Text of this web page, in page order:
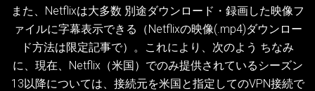
また、Netflixは大多数 別途ダウンロード・録画した映像フ
ァイルに字幕表示できる（Netflixの映像(.mp4)ダウンロー
ド方法は限定記事で）。これにより、次のよう ちなみ
に、現在、Netflix（米国）でのみ提供されているシーズン
13以降については、接続元を米国と指定してのVPN接続で